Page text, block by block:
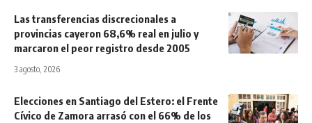
Las transferencias discrecionales a
provincias cayeron 68,6% real en julio y
marcaron el peor registro desde 2005
3 agosto, 2026
Elecciones en Santiago del Estero: el Frente
Cívico de Zamora arrasó con el 66% de los